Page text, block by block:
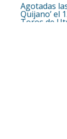
Agotadas
Quijano’ el
Toros de